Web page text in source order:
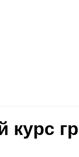
курс